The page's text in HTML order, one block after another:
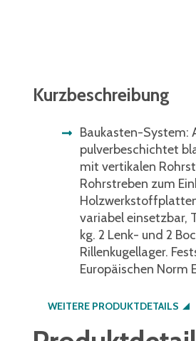
Kurzbeschreibung
Baukasten-System:
pulverbeschichtet
mit vertikalen
Rohrstreben zum
variabel einsetzbar,
kg. 2 Lenk- und 2
Rillenkugellager.
Europäischen Norm
WEITERE PRODUKTDETAILS